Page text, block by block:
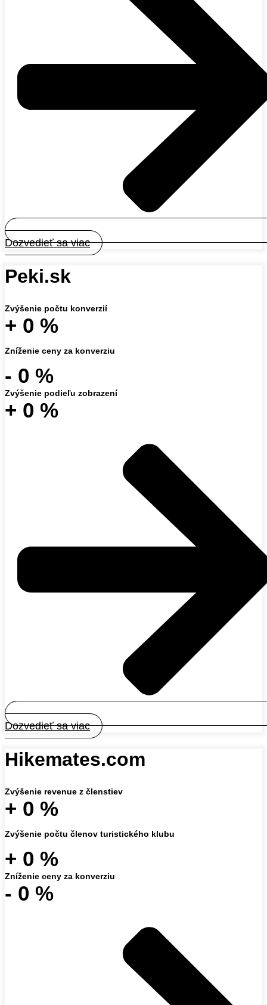
Dozvedieť sa viac
Peki.sk
Zvýšenie počtu konverzií
+ 0 %
Zníženie ceny za konverziu
- 0 %
Zvýšenie podieľu zobrazení
+ 0 %
Dozvedieť sa viac
Hikemates.com
Zvýšenie revenue z členstiev
+ 0 %
Zvýšenie počtu členov turistického klubu
+ 0 %
Zníženie ceny za konverziu
- 0 %